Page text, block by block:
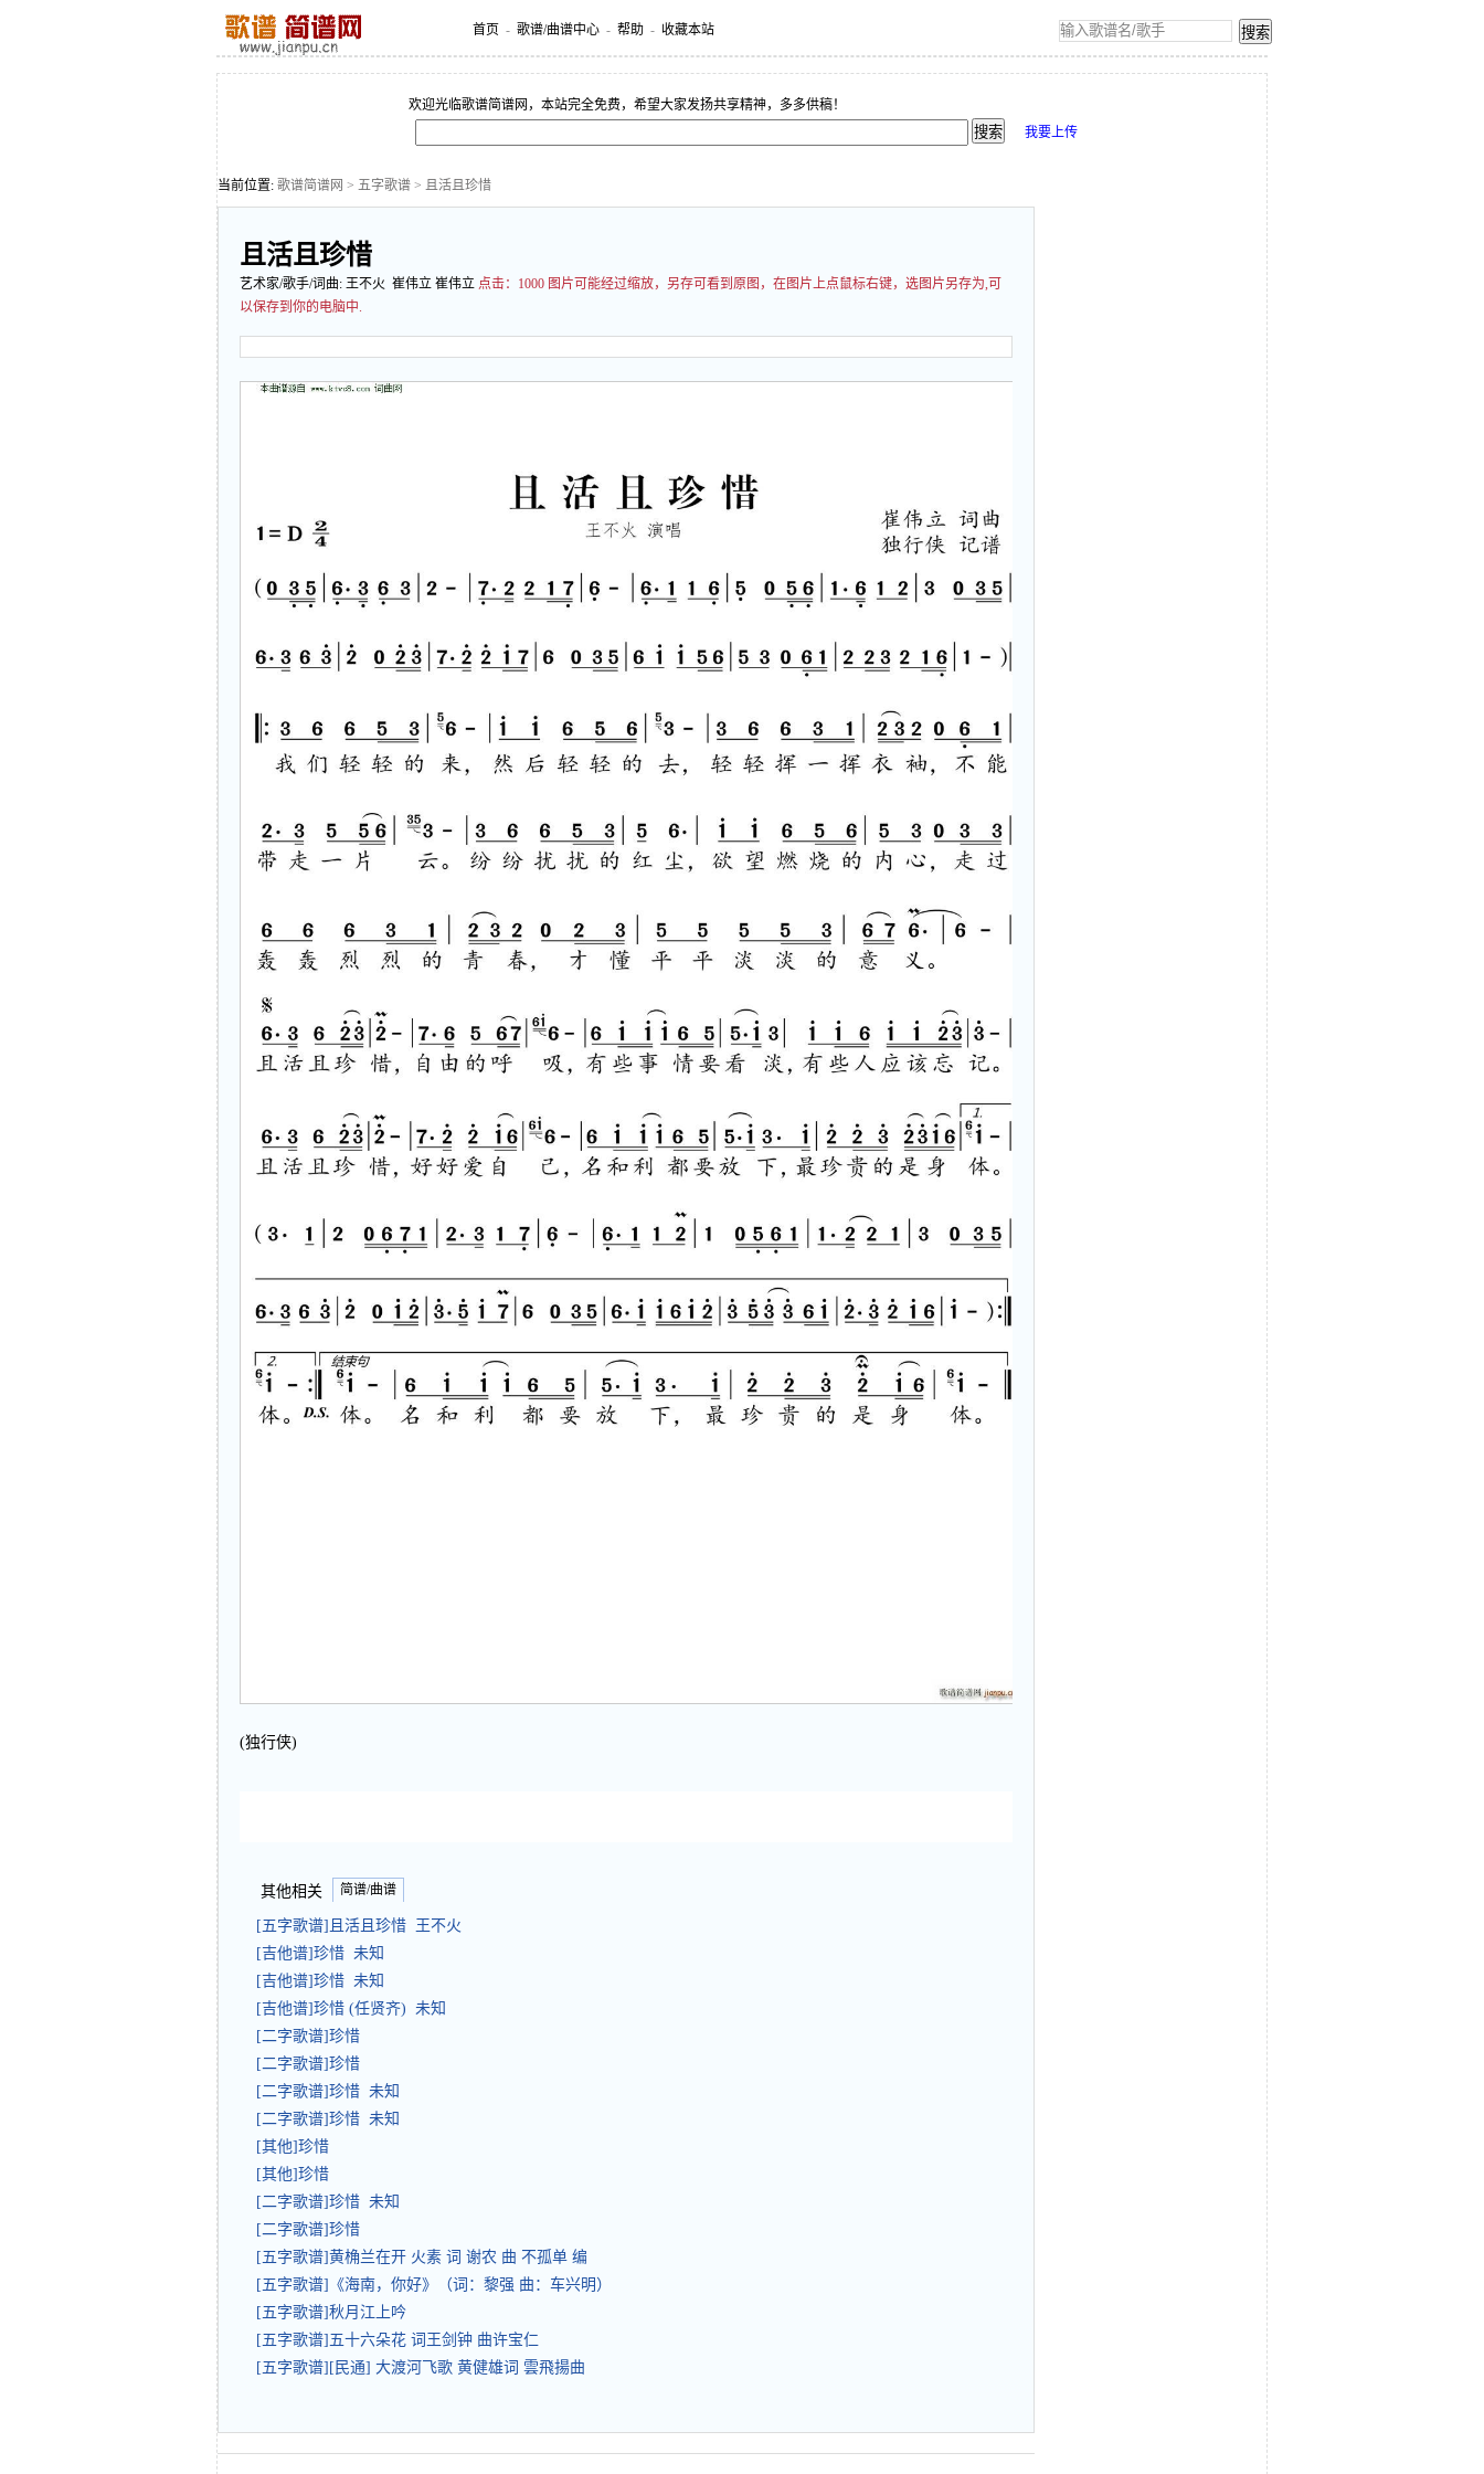
首页 - 歌谱/曲谱中心 - 帮助 - 收藏本站
欢迎光临歌谱简谱网，本站完全免费，希望大家发扬共享精神，多多供稿！
我要上传
当前位置: 歌谱简谱网 > 五字歌谱 > 且活且珍惜
且活且珍惜
艺术家/歌手/词曲: 王不火 崔伟立 崔伟立 点击： 1000 图片可能经过缩放，另存可看到原图，在图片上点鼠标右键，选图片另存为,可
以保存到你的电脑中.
(独行侠)
其他相关 简谱/曲谱
[五字歌谱]且活且珍惜 王不火
[吉他谱]珍惜 未知
[吉他谱]珍惜 未知
[吉他谱]珍惜 (任贤齐) 未知
[二字歌谱]珍惜
[二字歌谱]珍惜
[二字歌谱]珍惜 未知
[二字歌谱]珍惜 未知
[其他]珍惜
[其他]珍惜
[二字歌谱]珍惜 未知
[二字歌谱]珍惜
[五字歌谱]黄桷兰在开 火素 词 谢农 曲 不孤单 编
[五字歌谱]《海南，你好》（词：黎强 曲：车兴明）
[五字歌谱]秋月江上吟
[五字歌谱]五十六朵花 词王剑钟 曲许宝仁
[五字歌谱][民通] 大渡河飞歌 黄健雄词 雲飛揚曲